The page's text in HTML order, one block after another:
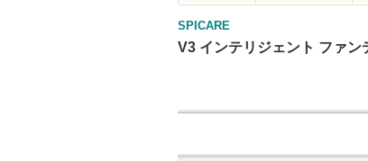
SPICARE
V3 インテリジェント ファン